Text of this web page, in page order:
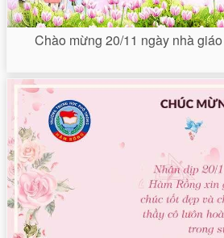
Chào mừng 20/11 ngày nhà